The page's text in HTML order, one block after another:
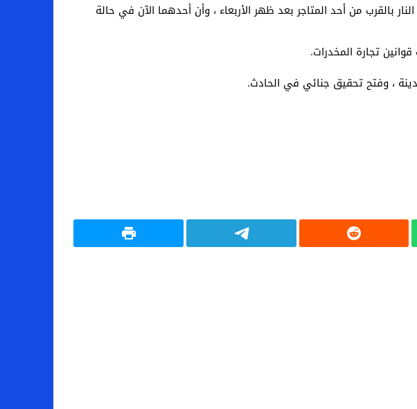
، اللذين يبلغان من العمر 31 و 30 عامًا ، أُطلق عليهما النار بالقرب من أحد المتاجر بعد ظهر الأربعاء ، وأن أحدهما الآن في حالة
، وفتح تحقيق جنائي في الحادث.